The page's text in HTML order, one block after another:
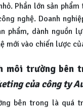
Phần lớn sản
nghệ. Doanh
phẩm, dành nguồn
mới vào chiến lược
môi trường bên
của công ty
bên trong là quá